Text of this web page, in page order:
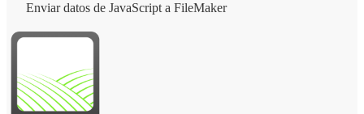
Enviar datos de JavaScript a FileMaker